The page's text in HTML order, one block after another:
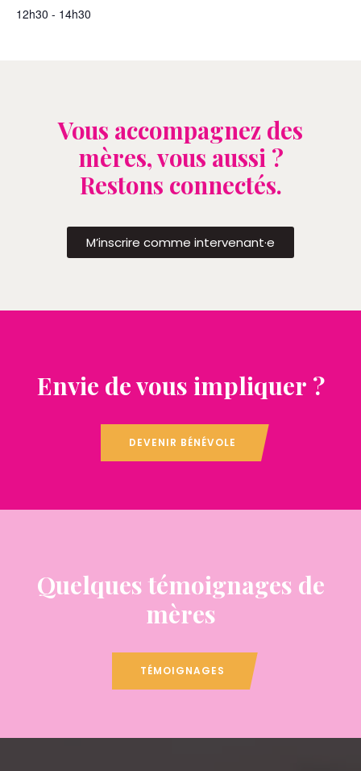
12h30 - 14h30
Vous accompagnez des
mères, vous aussi ?
Restons connectés.
M’inscrire comme intervenant·e
Envie de vous impliquer ?
DEVENIR BÉNÉVOLE
Quelques témoignages de
mères
TÉMOIGNAGES